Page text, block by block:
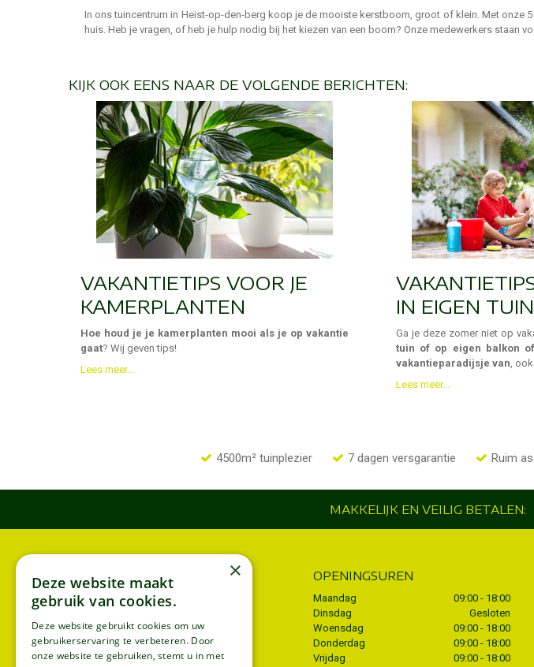
In ons tuincentrum in Heist-op-den-berg koop je de mooiste kerstboom, groot of klein. Met
huis. Heb je vragen, of heb je hulp nodig bij het kiezen van een boom? Onze medewerkers staan
KIJK OOK EENS NAAR DE VOLGENDE BERICHTEN:
VAKANTIETIPS VOOR JE
KAMERPLANTEN
Hoe houd je je kamerplanten mooi als je op vakantie
gaat? Wij geven tips!
Lees meer...
IN EIGEN TUIN
Ga je deze zomer niet op
tuin of op eigen balkon
vakantieparadijsje van,
Lees meer...
4500m² tuinplezier 7 dagen versgarantie Ruim
MAKKELIJK EN VEILIG BETALEN:
INFORMATIE
Algemene voorwaarden
Privacy policy
Disclaimer
OPENINGSUREN
Maandag
09:00 - 18:00
Dinsdag
Gesloten
Woensdag
09:00 - 18:00
Donderdag
09:00 - 18:00
Vrijdag
09:00 - 18:00
×
Deze website maakt
gebruik van cookies.
Deze website gebruikt cookies om uw
gebruikerservaring te verbeteren. Door
onze website te gebruiken, stemt u in met